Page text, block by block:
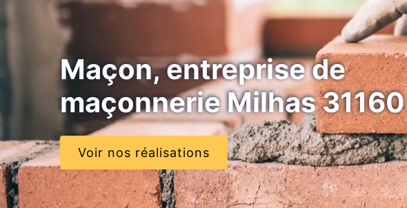
Maçon, entreprise de
maçonnerie Milhas 31160
Voir nos réalisations